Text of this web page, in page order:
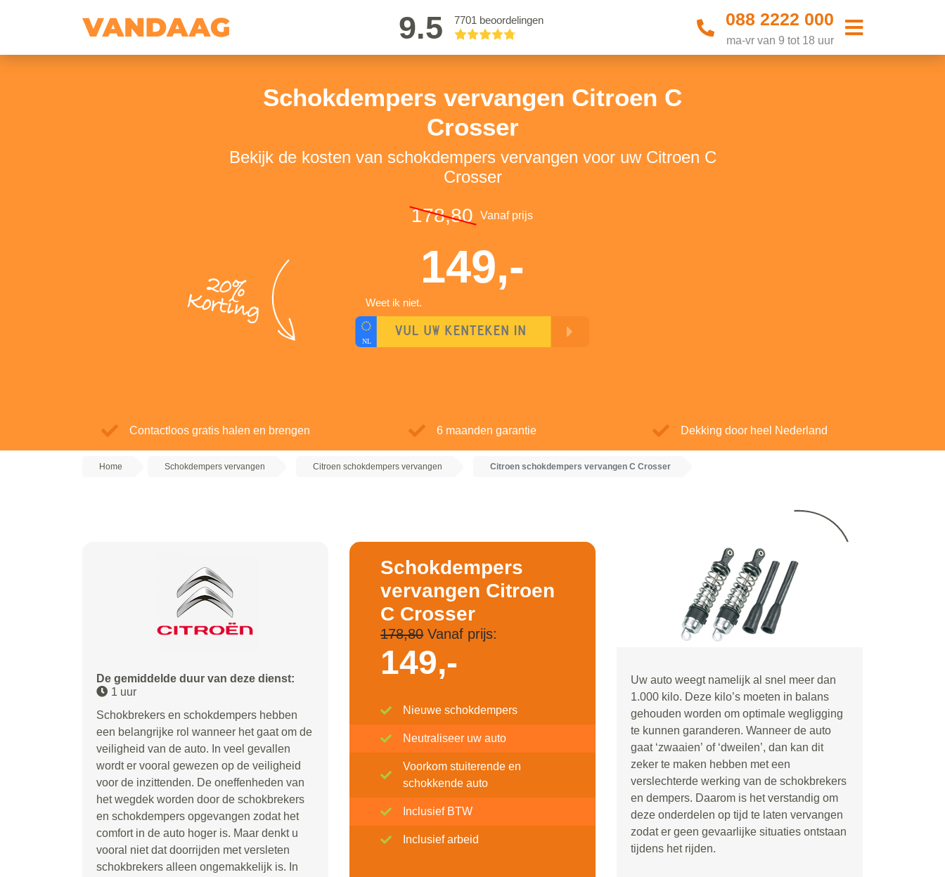
9.5 7701 beoordelingen 088 2222 000
ma-vr van 9 tot 18 uur
Schokdempers vervangen Citroen C
Crosser
Bekijk de kosten van schokdempers vervangen voor uw Citroen C
Crosser
20%
Korting
178,80 Vanaf prijs
149,-
Weet ik niet.
Contactloos gratis halen en brengen 6 maanden garantie Dekking door heel Nederland
Home Schokdempers vervangen Citroen schokdempers vervangen Citroen schokdempers vervangen C Crosser
De gemiddelde duur van deze dienst:
1 uur
Schokbrekers en schokdempers hebben
een belangrijke rol wanneer het gaat om de
veiligheid van de auto. In veel gevallen
wordt er vooral gewezen op de veiligheid
voor de inzittenden. De oneffenheden van
het wegdek worden door de schokbrekers
en schokdempers opgevangen zodat het
comfort in de auto hoger is. Maar denkt u
vooral niet dat doorrijden met versleten
schokbrekers alleen ongemakkelijk is. In
Schokdempers
vervangen Citroen
C Crosser
178,80Vanaf prijs:
149,-
Nieuwe schokdempers
Neutraliseer uw auto
Voorkom stuiterende en
schokkende auto
Inclusief BTW
Inclusief arbeid
Uw auto weegt namelijk al snel meer dan
1.000 kilo. Deze kilo’s moeten in balans
gehouden worden om optimale wegligging
te kunnen garanderen. Wanneer de auto
gaat ‘zwaaien’ of ‘dweilen’, dan kan dit
zeker te maken hebben met een
verslechterde werking van de schokbrekers
en dempers. Daarom is het verstandig om
deze onderdelen op tijd te laten vervangen
zodat er geen gevaarlijke situaties ontstaan
tijdens het rijden.